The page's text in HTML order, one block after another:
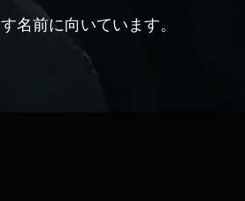
す名前に向いています。